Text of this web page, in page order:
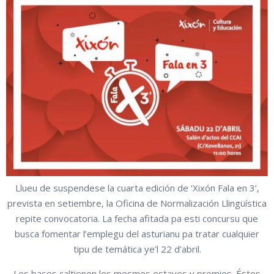
Llueu de suspendese la cuarta edición de ‘Xixón Fala en 3’,
prevista en setiembre, la Oficina de Normalización Llingüística
repite convocatoria. La fecha afitada pa esti concursu que
busca fomentar l’emplegu del asturianu pa tratar cualquier
tipu de temática ye’l 22 d’abril.